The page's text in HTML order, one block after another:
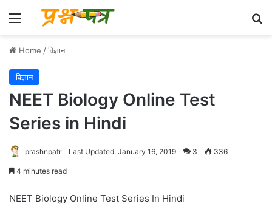
Menu
Home /विज्ञान
विज्ञान
NEET Biology Online Test
Series in Hindi
prashnpatr Last Updated: January 16, 2019 3 336
4 minutes read
NEET Biology Online Test Series In Hindi